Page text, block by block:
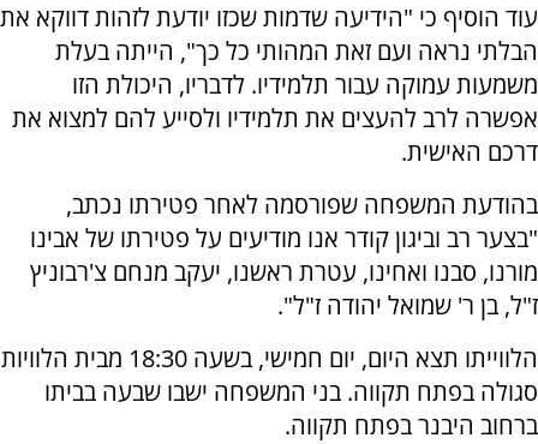
עוד הוסיף כי "הידיעה שדמות שכזו יודעת לזהות דווקא את
הבלתי נראה ועם זאת המהותי כל כך", הייתה בעלת
משמעות עמוקה עבור תלמידיו. לדבריו, היכולת הזו
אפשרה לרב להעצים את תלמידיו ולסייע להם למצוא את
דרכם האישית.
בהודעת המשפחה שפורסמה לאחר פטירתו נכתב,
"בצער רב וביגון קודר אנו מודיעים על פטירתו של אבינו
מורנו, סבנו ואחינו, עטרת ראשנו, יעקב מנחם צ'רבוניץ
ז"ל, בן ר' שמואל יהודה ז"ל".
הלווייתו תצא היום, יום חמישי, בשעה 18:30 מבית הלוויות
סגולה בפתח תקווה. בני המשפחה ישבו שבעה בביתו
ברחוב היבנר בפתח תקווה.